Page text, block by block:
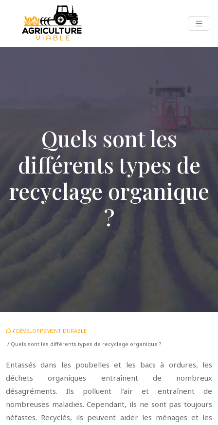
Quels sont les
différents types de
recyclage organique
?
/ DÉVELOPPEMENT DURABLE
/ Quels sont les différents types de recyclage organique ?
Entassés dans les poubelles et les bacs à ordures, les
déchets organiques entraînent de nombreux
désagréments. Ils polluent l’air et entraînent de
nombreuses maladies. Cependant, ils ne sont pas toujours
néfastes. Recyclés, ils peuvent aider les ménages et les